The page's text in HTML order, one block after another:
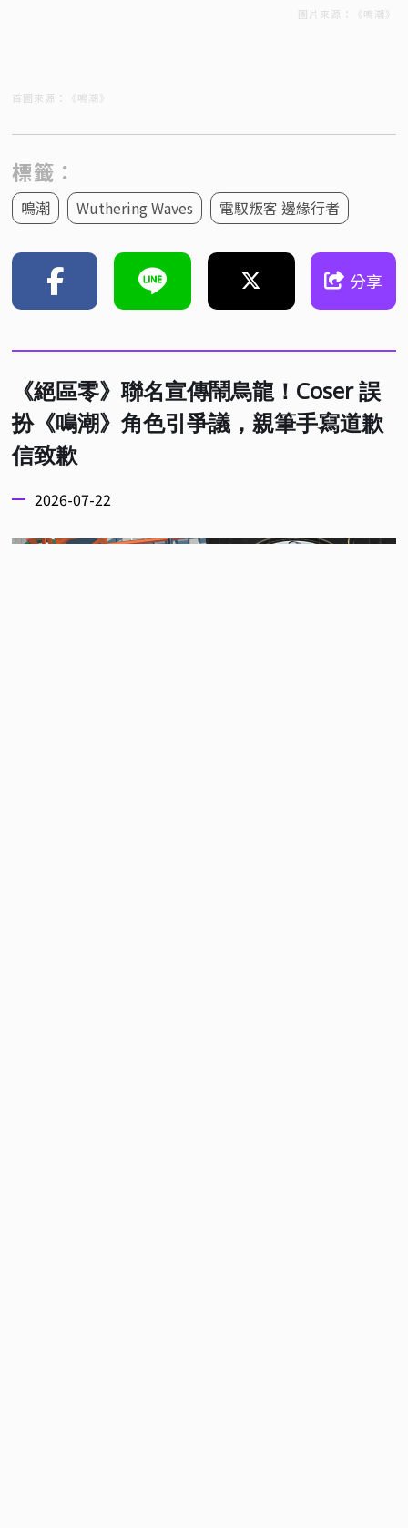
圖片來源：《鳴潮》
首圖來源：《鳴潮》
標籤：
鳴潮 Wuthering Waves 電馭叛客 邊緣行者
分享
《絕區零》聯名宣傳鬧烏龍！Coser 誤
扮《鳴潮》角色引爭議，親筆手寫道歉
信致歉
2026-07-22